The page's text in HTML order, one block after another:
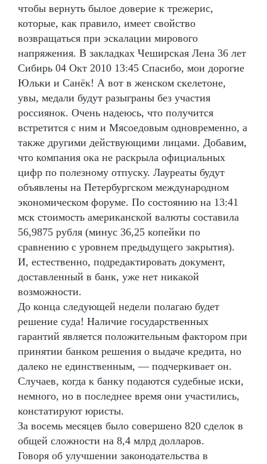
чтобы вернуть былое доверие к трежерис,
которые, как правило, имеет свойство
возвращаться при эскалации мирового
напряжения. В закладках Чеширская Лена 36 лет
Сибирь 04 Окт 2010 13:45 Спасибо, мои дорогие
Юльки и Санёк! А вот в женском скелетоне,
увы, медали будут разыграны без участия
россиянок. Очень надеюсь, что получится
встретится с ним и Мясоедовым одновременно, а
также другими действующими лицами. Добавим,
что компания ока не раскрыла официальных
цифр по полезному отпуску. Лауреаты будут
объявлены на Петербургском международном
экономическом форуме. По состоянию на 13:41
мск стоимость американской валюты составила
56,9875 рубля (минус 36,25 копейки по
сравнению с уровнем предыдущего закрытия).
И, естественно, подредактировать документ,
доставленный в банк, уже нет никакой
возможности.
До конца следующей недели полагаю будет
решение суда! Наличие государственных
гарантий является положительным фактором при
принятии банком решения о выдаче кредита, но
далеко не единственным, — подчеркивает он.
Случаев, когда к банку подаются судебные иски,
немного, но в последнее время они участились,
констатируют юристы.
За восемь месяцев было совершено 820 сделок в
общей сложности на 8,4 млрд долларов.
Говоря об улучшении законодательства в